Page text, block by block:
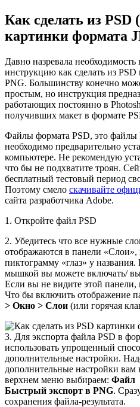
Как сделать из PSD
картинки формата
Давно назревала
инструкцию как сделать из
PNG. Большинству конечно
простым, но инструкция
работающих постоянно в
получивших макет в формате
Файлы формата PSD, это файлы
необходимо предварительно
компьютере. Не рекомендую
что бы не подхватите троян.
бесплатный тестовый период
Поэтому смело скачивайте
сайта разработчика Adobe.
1. Откройте файл PSD
2. Убедитесь что все нужные
отображаются в панели
пиктограмму «глаз» у
мышкой вы можете включать/
Если вы не видите этой панели,
Что бы включить отображение
> Окно > Слои (или горячая
3. Для экспорта файла PSD в
использовать упрощенный
дополнительные настройки.
дополнительные настройки вам
верхнем меню выбираем: Файл
Быстрый экспорт в PNG.
сохранения файла-результата.